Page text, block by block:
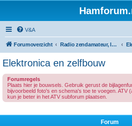
V&A
Forumoverzicht Radio zendamateur, luisteramateur en elektronica zelfbouw
Elektronica en zelfbouw
Forumregels
Plaats hier je bouwsels. Gebruik gerust de
bijvoorbeeld foto's en schema's toe te voegen. ATV
kun je beter in het ATV subforum plaatsen.
Forum